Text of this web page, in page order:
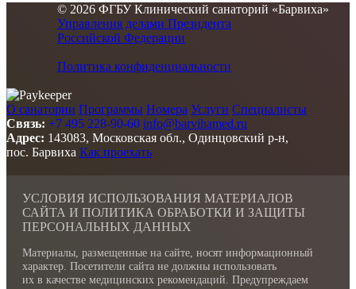
© 2026 ФГБУ Клинический санаторий «Барвиха»
Управления делами Президента
Российской Федерации
Политика конфиденциальности
О санатории Программы Номера Услуги Специалисты
Связь: +7 495 228-90-60 info@barvihamed.ru
Адрес: 143083, Московская обл., Одинцовский р-н,
пос. Барвиха Как проехать
УСЛОВИЯ ИСПОЛЬЗОВАНИЯ МАТЕРИАЛОВ
САЙТА И ПОЛИТИКА ОБРАБОТКИ И ЗАЩИТЫ
ПЕРСОНАЛЬНЫХ ДАННЫХ
Материалы, размещенные на сайте, носят информационный
характер. Посетители сайта не должны использовать
их в качестве медицинских рекомендаций. Предупреждаем